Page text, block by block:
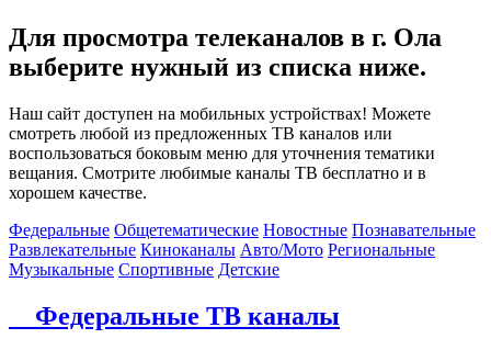
Для просмотра телеканалов в г. Ола
выберите нужный из списка ниже.
Наш сайт доступен на мобильных устройствах! Можете
смотреть любой из предложенных ТВ каналов или
воспользоваться боковым меню для уточнения тематики
вещания. Смотрите любимые каналы ТВ бесплатно и в
хорошем качестве.
Федеральные Общетематические Новостные Познавательные
Развлекательные Киноканалы Авто/Мото Региональные
Музыкальные Спортивные Детские
Федеральные ТВ каналы